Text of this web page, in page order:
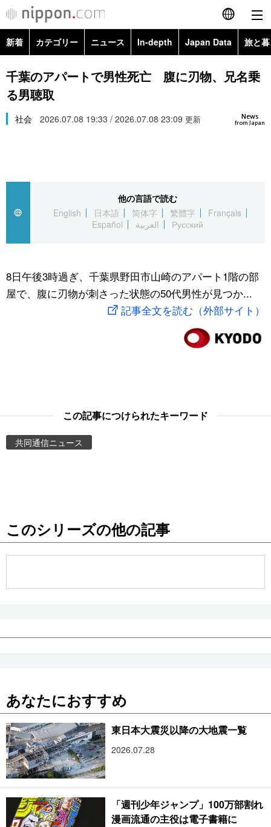
English
简体字
Русский
カテゴリー
経済・ビジネス
国際
文化
トップ
アーカイブ
In-depth
Japan Data
動画/Live
お知らせ
新着 カテゴリー ニュース In-depth Japan Data 旅と
政治・外交
経済・ビジネス
スポーツ・東京2020
Topics
千葉のアパートで男性死亡 腹に刃物、兄名乗
る男聴取
News
from Japan
社会 2026.07.08 19:33 / 2026.07.08 23:09 更新
他の言語で読む
English
日本語 简体字 繁體字
Français
Español
العربية Русский
8日午後3時過ぎ、千葉県野田市山崎のアパート1階の部
屋で、腹に刃物が刺さった状態の50代男性が見つか...
記事全文を読む（外部サイト）
この記事につけられたキーワード
共同通信ニュース
このシリーズの他の記事
あなたにおすすめ
東日本大震災以降の大地震一覧
2026.07.28
「週刊少年ジャンプ」100万部割れ
漫画流通の主役は電子書籍に